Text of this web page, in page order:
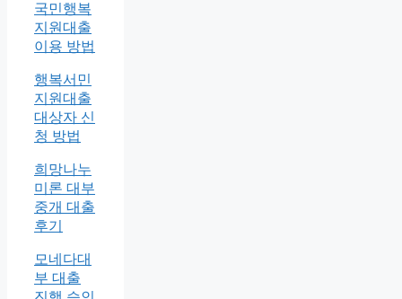
국민행복
지원대출
이용 방법
행복서민
지원대출
대상자 신
청 방법
희망나누
미론 대부
중개 대출
후기
모네다대
부 대출